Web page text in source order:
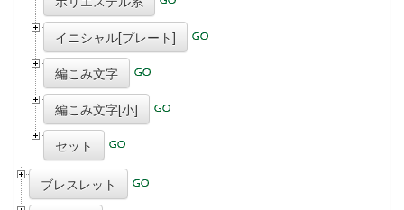
イニシャル[プレート]
編こみ文字
編こみ文字[小]
セット
ブレスレット